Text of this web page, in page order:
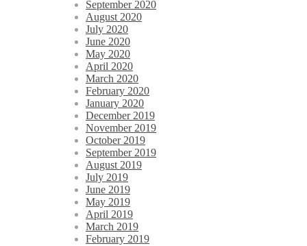
September 2020
August 2020
July 2020
June 2020
May 2020
April 2020
March 2020
February 2020
January 2020
December 2019
November 2019
October 2019
September 2019
August 2019
July 2019
June 2019
May 2019
April 2019
March 2019
February 2019